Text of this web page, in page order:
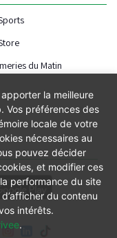
du Matin
la meilleure
Vos préférences des
locale de votre
nécessaires au
pouvez décider
et modifier ces
performance du site
du contenu
intérêts.
.